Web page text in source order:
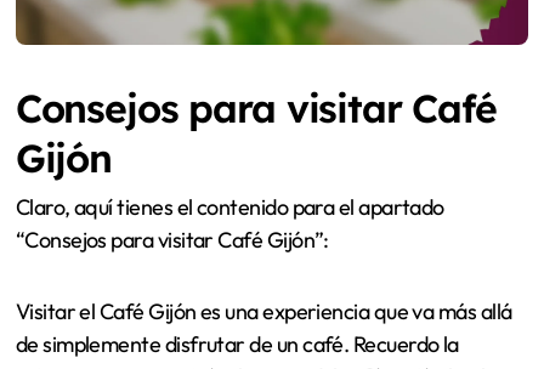
Consejos para visitar Café
Gijón
Claro, aquí tienes el contenido para el apartado
“Consejos para visitar Café Gijón”:
Visitar el Café Gijón es una experiencia que va más allá
de simplemente disfrutar de un café. Recuerdo la